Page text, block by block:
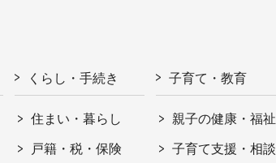
くらし・手続き
住まい・暮らし
戸籍・税・保険
子育て・教育
親子の健康・福祉
子育て支援・相談